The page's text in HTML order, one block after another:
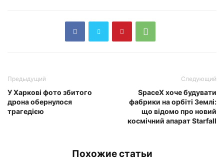
Предыдущий
У Харкові фото збитого
дрона обернулося
трагедією
Следующий
SpaceX хоче будувати
фабрики на орбіті Землі:
що відомо про новий
космічний апарат Starfall
Похожие статьи